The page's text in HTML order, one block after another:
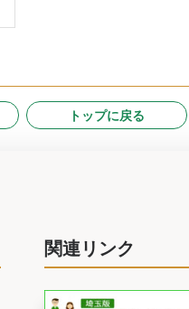
トップに戻る
関連リンク